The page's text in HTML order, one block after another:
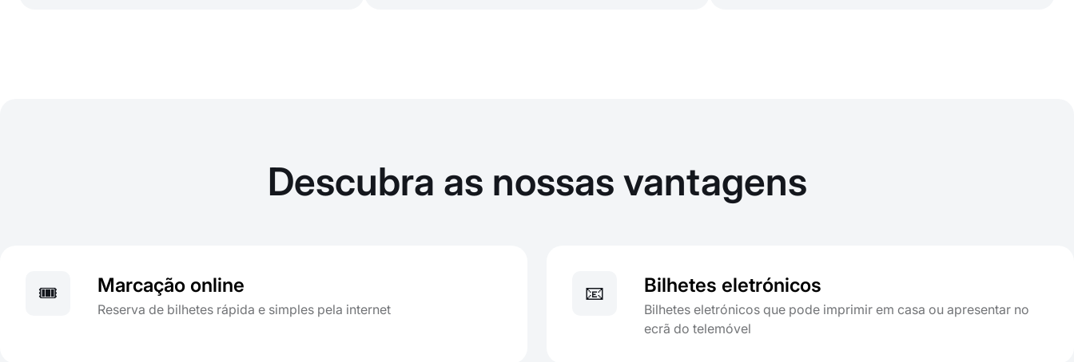
Descubra as nossas vantagens
🎟️ Marcação online
Reserva de bilhetes rápida e simples pela internet
📧 Bilhetes eletrónicos
Bilhetes eletrónicos que pode imprimir em casa ou apresentar no
ecrã do telemóvel